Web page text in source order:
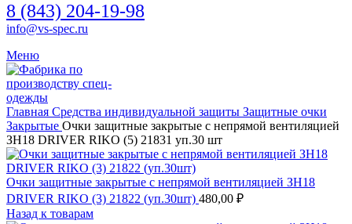
8 (843) 204-19-98
info@vs-spec.ru
Меню
Главная Средства индивидуальной защиты Защитные очки
Закрытые Очки защитные закрытые с непрямой вентиляцией
ЗН18 DRIVER RIKO (5) 21831 уп.30 шт
Очки защитные закрытые с непрямой вентиляцией ЗН18
DRIVER RIKO (3) 21822 (уп.30шт) 480,00 ₽
Назад к товарам